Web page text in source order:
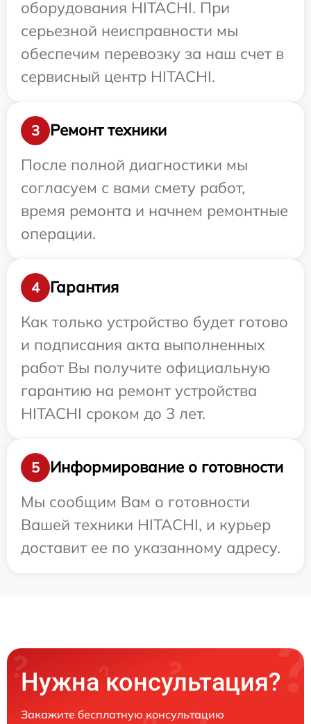
оборудования HITACHI. При
серьезной неисправности мы
обеспечим перевозку за наш счет в
сервисный центр HITACHI.
3
Ремонт техники
После полной диагностики мы
согласуем с вами смету работ,
время ремонта и начнем ремонтные
операции.
4
Гарантия
Как только устройство будет готово
и подписания акта выполненных
работ Вы получите официальную
гарантию на ремонт устройства
HITACHI сроком до 3 лет.
5
Информирование о готовности
Мы сообщим Вам о готовности
Вашей техники HITACHI, и курьер
доставит ее по указанному адресу.
Нужна консультация?
Закажите бесплатную консультацию